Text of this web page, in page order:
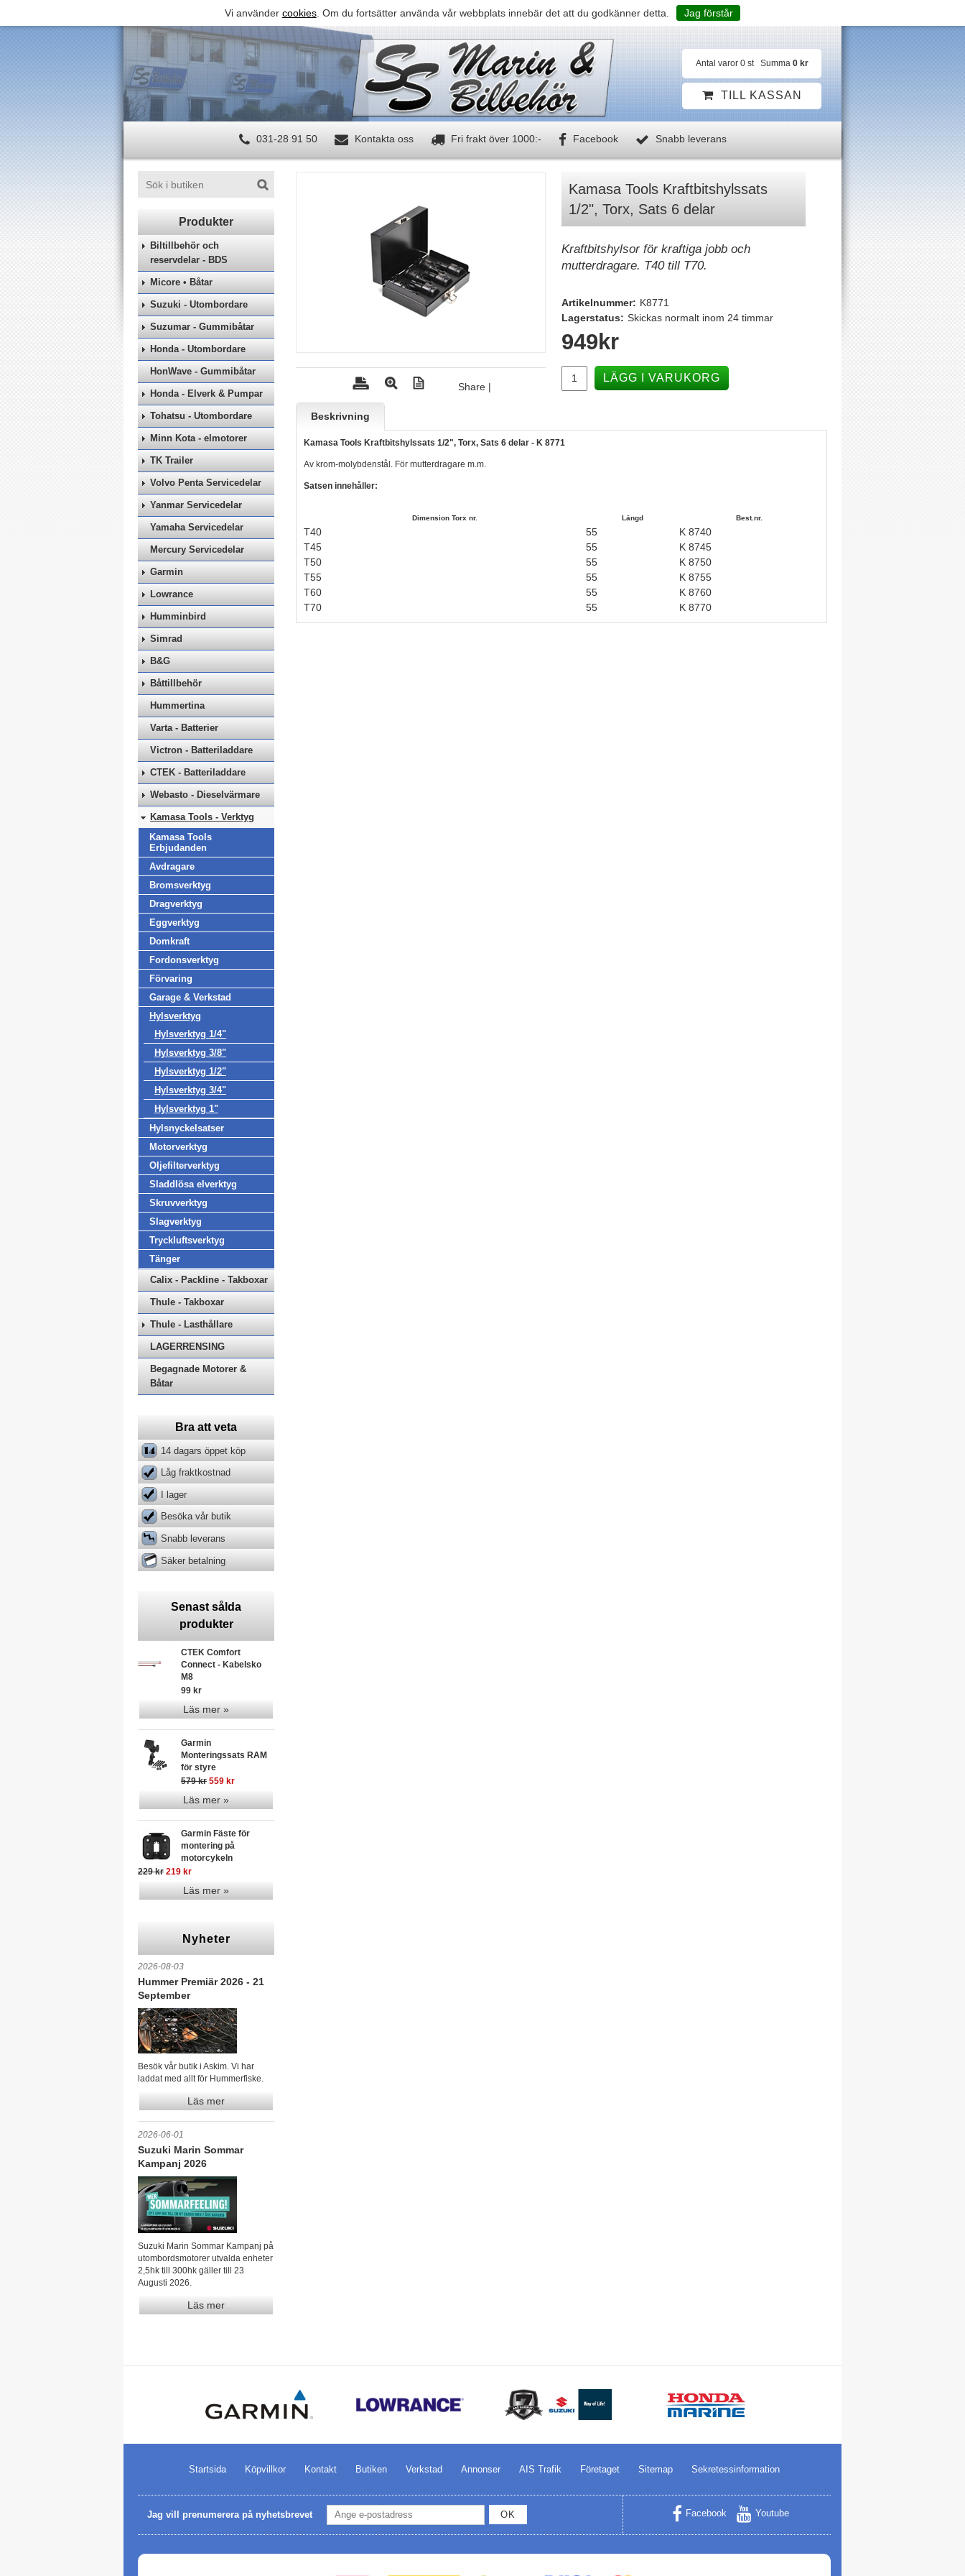
Vi använder cookies. Om du fortsätter använda vår webbplats innebär det att du godkänner detta. Jag förstår
Antal varor 0 st Summa 0 kr
TILL KASSAN
031-28 91 50 Kontakta oss Fri frakt över 1000:- Facebook Snabb leverans
Biltillbehör och
reservdelar - BDS
Micore • Båtar
Suzuki - Utombordare
Suzumar - Gummibåtar
Honda - Utombordare
HonWave - Gummibåtar
Honda - Elverk & Pumpar
Tohatsu - Utombordare
Minn Kota - elmotorer
TK Trailer
Volvo Penta Servicedelar
Yanmar Servicedelar
Yamaha Servicedelar
Mercury Servicedelar
Garmin
Lowrance
Humminbird
Simrad
B&G
Båttillbehör
Hummertina
Varta - Batterier
Victron - Batteriladdare
CTEK - Batteriladdare
Webasto - Dieselvärmare
Kamasa Tools - Verktyg
Kamasa Tools
Erbjudanden
Avdragare
Bromsverktyg
Dragverktyg
Eggverktyg
Domkraft
Fordonsverktyg
Förvaring
Garage & Verkstad
Hylsverktyg
Hylsverktyg 1/4"
Hylsverktyg 3/8"
Hylsverktyg 1/2"
Hylsverktyg 3/4"
Hylsverktyg 1"
Hylsnyckelsatser
Motorverktyg
Oljefilterverktyg
Sladdlösa elverktyg
Skruvverktyg
Slagverktyg
Tryckluftsverktyg
Tänger
Calix - Packline - Takboxar
Thule - Takboxar
Thule - Lasthållare
LAGERRENSING
Begagnade Motorer &
Båtar
Bra att veta
14 dagars öppet köp
Låg fraktkostnad
I lager
Besöka vår butik
Snabb leverans
Säker betalning
Share |
Kamasa Tools Kraftbitshylssats
1/2", Torx, Sats 6 delar
Kraftbitshylsor för kraftiga jobb och
mutterdragare. T40 till T70.
Artikelnummer: K8771
Lagerstatus: Skickas normalt inom 24 timmar
949kr
LÄGG I VARUKORG
Beskrivning
Kamasa Tools Kraftbitshylssats 1/2", Torx, Sats 6 delar - K 8771
Av krom-molybdenstål. För mutterdragare m.m.
Satsen innehåller:
Dimension Torx nr. Längd Best.nr.
T40 55
K 8740
T45
55
K 8745
T50
55
K 8750
T55
55
K 8755
T60
55
K 8760
T70
55 K 8770
Senast sålda
produkter
CTEK Comfort
Connect - Kabelsko
M8
99 kr
Läs mer »
Garmin
Monteringssats RAM
för styre
579 kr 559 kr
Läs mer »
Garmin Fäste för
montering på
motorcykeln
229 kr 219 kr
Läs mer »
Nyheter
2026-08-03
Hummer Premiär 2026 - 21
September
Besök vår butik i Askim. Vi har
laddat med allt för Hummerfiske.
Läs mer
2026-06-01
Suzuki Marin Sommar
Kampanj 2026
Suzuki Marin Sommar Kampanj på
utombordsmotorer utvalda enheter
2,5hk till 300hk gäller till 23
Augusti 2026.
Läs mer
Startsida Köpvillkor Kontakt Butiken Verkstad Annonser AIS Trafik Företaget Sitemap Sekretessinformation
Jag vill prenumerera på nyhetsbrevet OK Facebook Youtube